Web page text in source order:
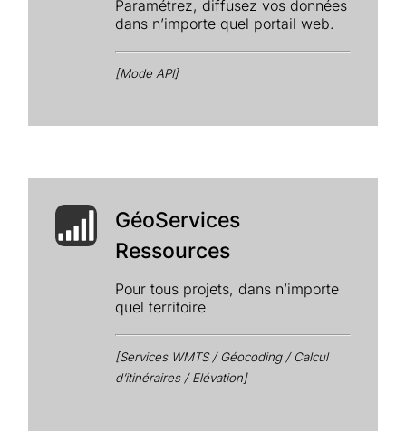
Paramétrez, diffusez vos données
dans n’importe quel portail web.
[Mode API]
GéoServices
Ressources
Pour tous projets, dans n’importe
quel territoire
[Services WMTS / Géocoding / Calcul
d’itinéraires / Elévation]